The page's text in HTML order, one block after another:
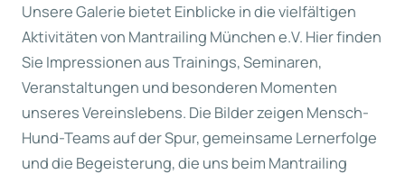
Unsere Galerie bietet Einblicke in die vielfältigen
Aktivitäten von Mantrailing München e.V. Hier finden
Sie Impressionen aus Trainings, Seminaren,
Veranstaltungen und besonderen Momenten
unseres Vereinslebens. Die Bilder zeigen Mensch-
Hund-Teams auf der Spur, gemeinsame Lernerfolge
und die Begeisterung, die uns beim Mantrailing